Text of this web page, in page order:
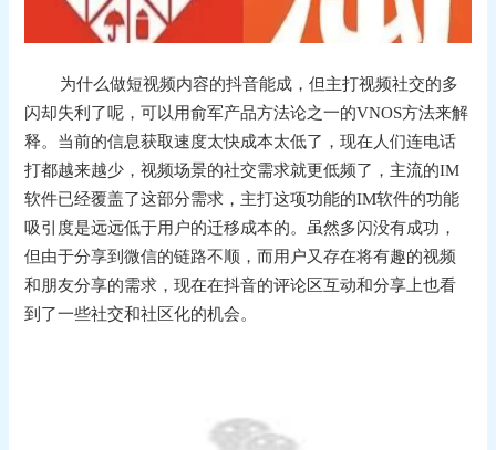
为什么做短视频内容的抖音能成，但主打视频社交的多
闪却失利了呢， 可以用俞军产品方法论之一的VNOS方法来解
释。 当前的信息获取速度太快成本太低了，现在人们连电话
打都越来越少，视频场景的社交需求就更低频了，主流的IM
软件已经覆盖了这部分需求，主打这项功能的IM软件的功能
吸引度是远远低于用户的迁移成本的。虽然多闪没有成功，
但由于分享到微信的链路不顺，而用户又存在将有趣的视频
和朋友分享的需求，现在在抖音的评论区互动和分享上也看
到了一些社交和社区化的机会。